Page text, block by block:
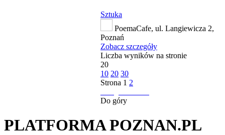
Sztuka
PoemaCafe, ul. Langiewicza 2,
Poznań
Zobacz szczegóły
Liczba wyników na stronie
20
10 20 30
Strona 1 2
Do góry
PLATFORMA POZNAN.PL